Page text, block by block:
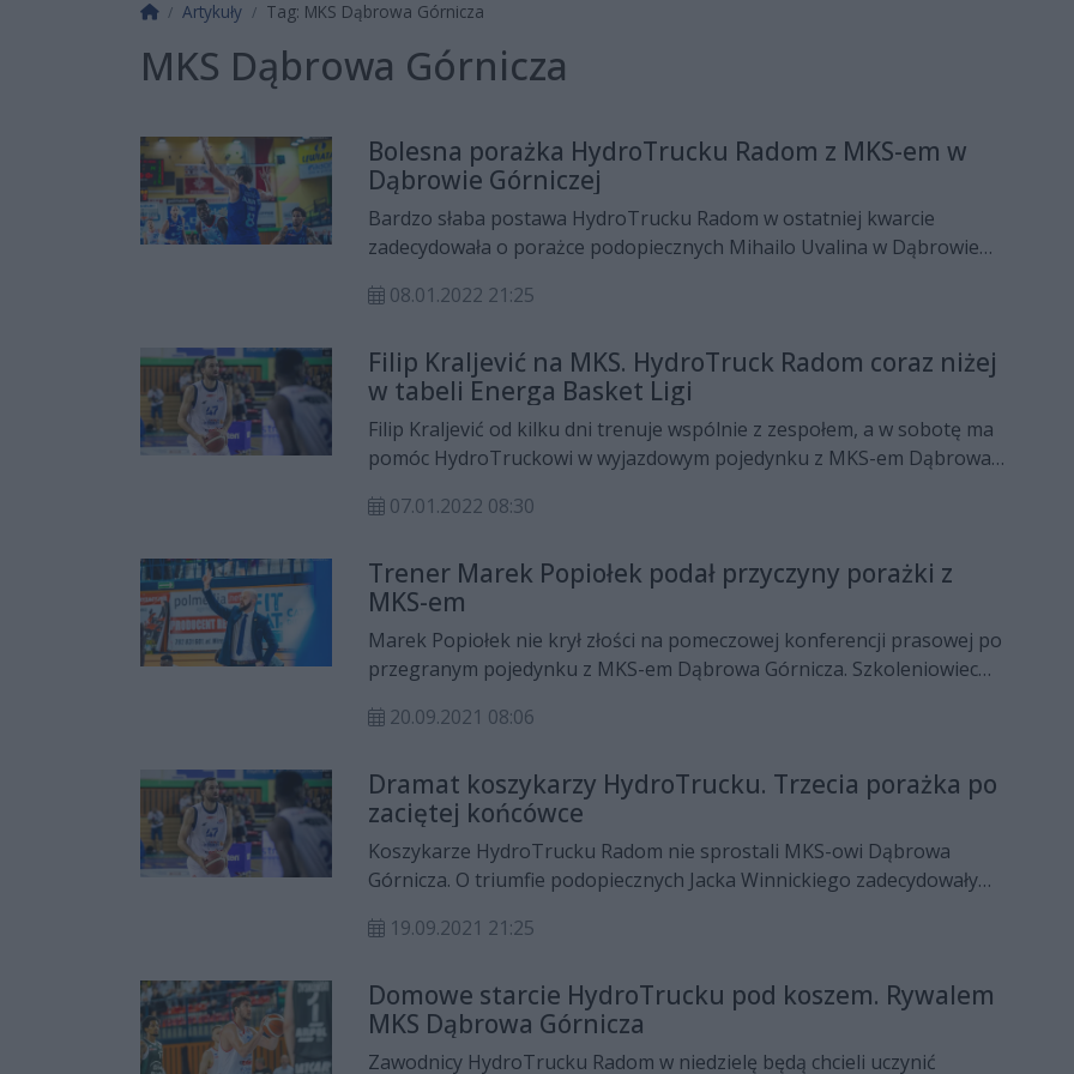
Strona główna
Artykuły Tag: MKS Dąbrowa Górnicza
MKS Dąbrowa Górnicza
Bolesna porażka HydroTrucku Radom z MKS-em w
Dąbrowie Górniczej
Bardzo słaba postawa HydroTrucku Radom w ostatniej kwarcie
zadecydowała o porażce podopiecznych Mihailo Uvalina w Dąbrowie
do pozazdroszczenia!
08.01.2022 21:25
Filip Kraljević na MKS. HydroTruck Radom coraz niżej
w tabeli Energa Basket Ligi
Filip Kraljević od kilku dni trenuje wspólnie z zespołem, a w sobotę ma
pomóc HydroTruckowi w wyjazdowym pojedynku z MKS-em Dąbrowa
spadli na przedostatnie miejsce w tabeli Energa Basket Ligi.
07.01.2022 08:30
Trener Marek Popiołek podał przyczyny porażki z
MKS-em
Marek Popiołek nie krył złości na pomeczowej konferencji prasowej po
przegranym pojedynku z MKS-em Dąbrowa Górnicza. Szkoleniowiec
20.09.2021 08:06
Dramat koszykarzy HydroTrucku. Trzecia porażka po
zaciętej końcówce
Koszykarze HydroTrucku Radom nie sprostali MKS-owi Dąbrowa
Górnicza. O triumfie podopiecznych Jacka Winnickiego zadecydowały
19.09.2021 21:25
Domowe starcie HydroTrucku pod koszem. Rywalem
MKS Dąbrowa Górnicza
Zawodnicy HydroTrucku Radom w niedzielę będą chcieli uczynić